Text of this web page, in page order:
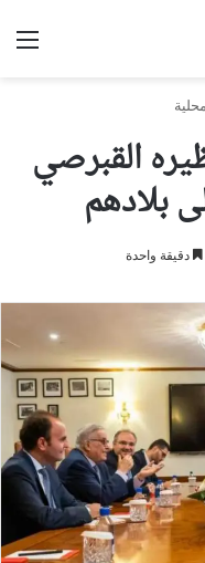
القبرصي
بلادهم
دقيقة واحدة